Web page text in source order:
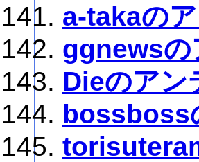
a-takaの
ggnewsの
Dieのアン
bossboss